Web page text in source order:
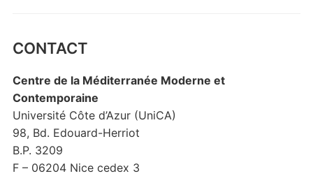
CONTACT
Centre de la Méditerranée Moderne et
Contemporaine
Université Côte d’Azur (UniCA)
98, Bd. Edouard-Herriot
B.P. 3209
F – 06204 Nice cedex 3